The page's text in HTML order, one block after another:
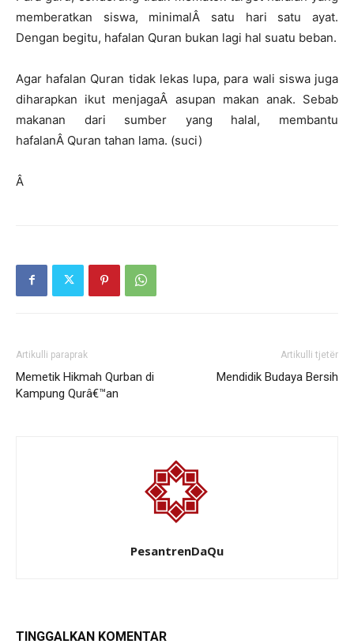
memberatkan siswa, minimalÂ satu hari satu ayat.
Dengan begitu, hafalan Quran bukan lagi hal suatu beban.
Agar hafalan Quran tidak lekas lupa, para wali siswa juga
diharapkan ikut menjagaÂ asupan makan anak. Sebab
makanan dari sumber yang halal, membantu
hafalanÂ Quran tahan lama. (suci)
Â
Artikulli paraprak
Memetik Hikmah Qurban di
Kampung Qurâ€™an
Artikulli tjetër
Mendidik Budaya Bersih
PesantrenDaQu
TINGGALKAN KOMENTAR